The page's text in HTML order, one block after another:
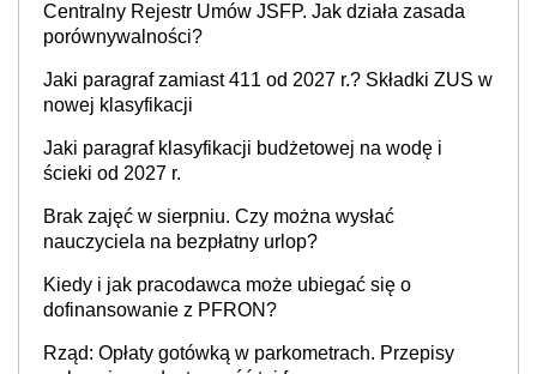
Centralny Rejestr Umów JSFP. Jak działa zasada
porównywalności?
Jaki paragraf zamiast 411 od 2027 r.? Składki ZUS w
nowej klasyfikacji
Jaki paragraf klasyfikacji budżetowej na wodę i
ścieki od 2027 r.
Brak zajęć w sierpniu. Czy można wysłać
nauczyciela na bezpłatny urlop?
Kiedy i jak pracodawca może ubiegać się o
dofinansowanie z PFRON?
Rząd: Opłaty gotówką w parkometrach. Przepisy